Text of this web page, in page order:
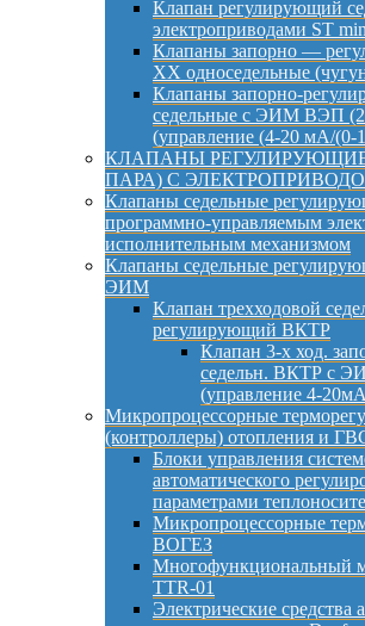
Клапан регулирующий
электроприводами ST
Клапаны запорно —
ХХ односедельные
Клапаны запорно-
седельные с ЭИМ ВЭП
(управление (4-20 мА/(0-
КЛАПАНЫ
ПАРА) С
Клапаны седельные
программно-управляемым
исполнительным механизмом
Клапаны седельные
ЭИМ
Клапан трехходовой
регулирующий ВКТР
Клапан 3-х ход.
седельн. ВКТР с
(управление 4-
Микропроцессорные
(контроллеры) отопления и
Блоки управления
автоматического
параметрами
Микропроцессорные
ВОГЕЗ
Многофункциональный
TTR-01
Электрические средства